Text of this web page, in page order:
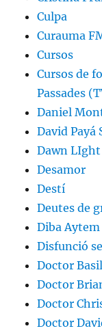
Culpa
Curauma
Cursos
Cursos de
Passades
Daniel
David Payá
Dawn LIght
Desamor
Destí
Deutes de
Diba
Disfunció
Doctor
Doctor
Doctor
Doctor